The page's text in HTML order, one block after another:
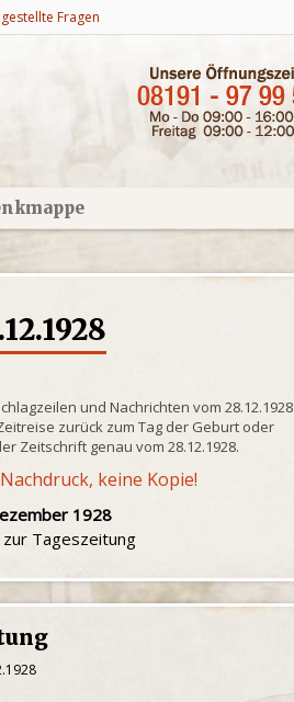
Fragen
und Nachrichten vom 28.12.1928
zurück zum Tag der Geburt oder
Zeitschrift genau vom 28.12.1928.
keine Kopie!
1928
Tageszeitung